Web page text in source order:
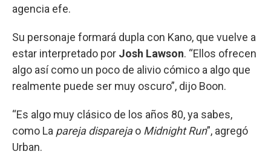
agencia efe.
Su personaje formará dupla con Kano, que vuelve a
estar interpretado por Josh Lawson. “Ellos ofrecen
algo así como un poco de alivio cómico a algo que
realmente puede ser muy oscuro”, dijo Boon.
“Es algo muy clásico de los años 80, ya sabes,
como La pareja disparejao Midnight Run”, agregó
Urban.